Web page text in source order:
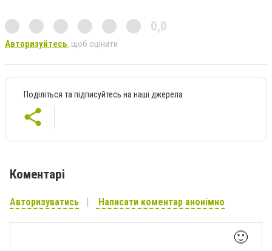
0,0
Авторизуйтесь, щоб оцінити
Поділіться та підписуйтесь на наші джерела
Коментарі
Авторизуватись Написати коментар анонімно
🙂